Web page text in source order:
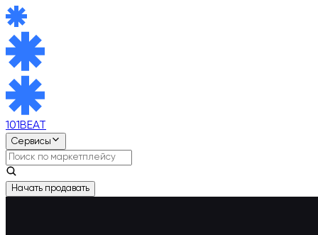
101BEAT
Сервисы
Начать продавать